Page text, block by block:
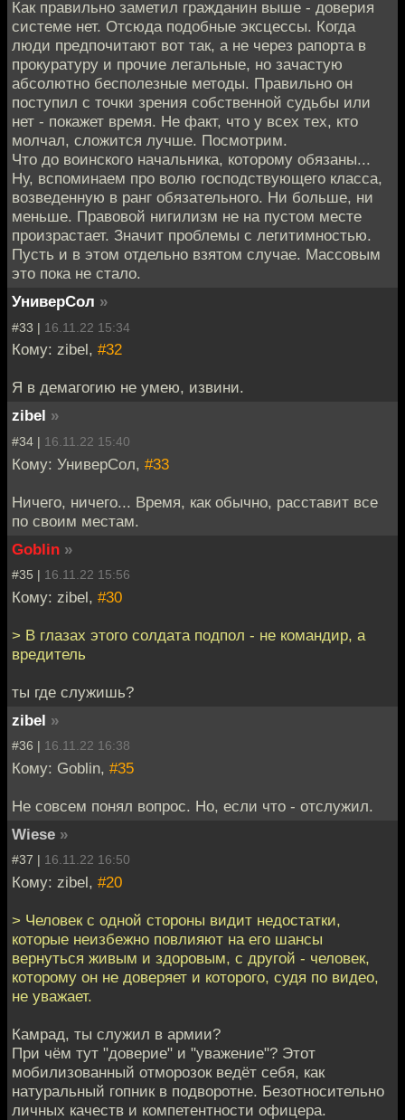
Как правильно заметил гражданин выше - доверия
системе нет. Отсюда подобные эксцессы. Когда
люди предпочитают вот так, а не через рапорта в
прокуратуру и прочие легальные, но зачастую
абсолютно бесполезные методы. Правильно он
поступил с точки зрения собственной судьбы или
нет - покажет время. Не факт, что у всех тех, кто
молчал, сложится лучше. Посмотрим.
Что до воинского начальника, которому обязаны...
Ну, вспоминаем про волю господствующего класса,
возведенную в ранг обязательного. Ни больше, ни
меньше. Правовой нигилизм не на пустом месте
произрастает. Значит проблемы с легитимностью.
Пусть и в этом отдельно взятом случае. Массовым
это пока не стало.
УниверСол »
#33 | 16.11.22 15:34
Кому: zibel, #32
Я в демагогию не умею, извини.
zibel »
#34 | 16.11.22 15:40
Кому: УниверСол, #33
Ничего, ничего... Время, как обычно, расставит все
по своим местам.
Goblin »
#35 | 16.11.22 15:56
Кому: zibel, #30
> В глазах этого солдата подпол - не командир, а
вредитель
ты где служишь?
zibel »
#36 | 16.11.22 16:38
Кому: Goblin, #35
Не совсем понял вопрос. Но, если что - отслужил.
Wiese »
#37 | 16.11.22 16:50
Кому: zibel, #20
> Человек с одной стороны видит недостатки,
которые неизбежно повлияют на его шансы
вернуться живым и здоровым, с другой - человек,
которому он не доверяет и которого, судя по видео,
не уважает.
Камрад, ты служил в армии?
При чём тут "доверие" и "уважение"? Этот
мобилизованный отморозок ведёт себя, как
натуральный гопник в подворотне. Безотносительно
личных качеств и компетентности офицера.